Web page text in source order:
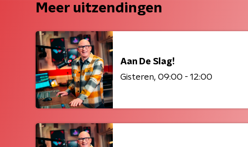
Meer uitzendingen
Aan De Slag!
Gisteren 09:00 - 12:00